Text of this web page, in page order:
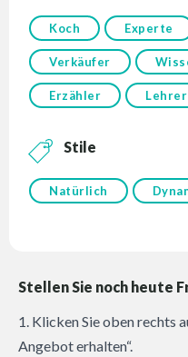
Koch Experte
Verkäufer
Erzähler Lehrer
Stile
Natürlich
Stellen Sie noch heute
1. Klicken Sie oben rechts
Angebot erhalten“.